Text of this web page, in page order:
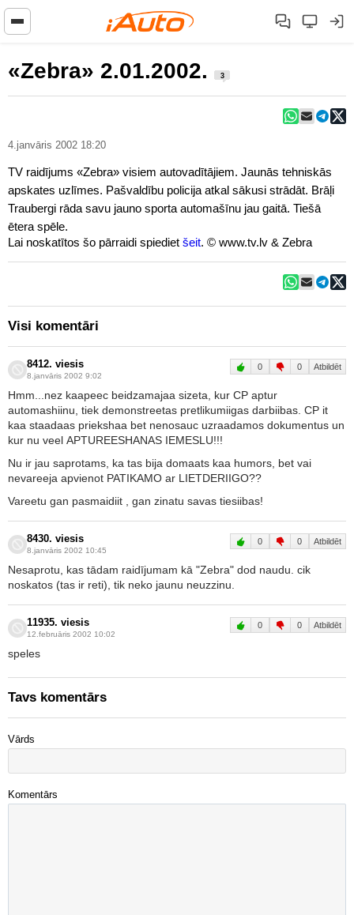
«Zebra» 2.01.2002. 3
4.janvāris 2002 18:20
TV raidījums «Zebra» visiem autovadītājiem. Jaunās tehniskās
apskates uzlīmes. Pašvaldību policija atkal sākusi strādāt. Brāļi
Traubergi rāda savu jauno sporta automašīnu jau gaitā. Tiešā
ētera spēle.
Lai noskatītos šo pārraidi spiediet šeit . © www.tv.lv & Zebra
Visi komentāri
8412. viesis
8.janvāris 2002 9:02
0 0 Atbildēt
Hmm...nez kaapeec beidzamajaa sizeta, kur CP aptur
automashiinu, tiek demonstreetas pretlikumiigas darbiibas. CP it
kaa staadaas priekshaa bet nenosauc uzraadamos dokumentus un
kur nu veel APTUREESHANAS IEMESLU!!!
Nu ir jau saprotams, ka tas bija domaats kaa humors, bet vai
nevareeja apvienot PATIKAMO ar LIETDERIIGO??
Vareetu gan pasmaidiit , gan zinatu savas tiesiibas!
8430. viesis
8.janvāris 2002 10:45
0 0 Atbildēt
Nesaprotu, kas tādam raidījumam kā "Zebra" dod naudu. cik
noskatos (tas ir reti), tik neko jaunu neuzzinu.
11935. viesis
12.februāris 2002 10:02
0 0 Atbildēt
speles
Tavs komentārs
Vārds
Komentārs